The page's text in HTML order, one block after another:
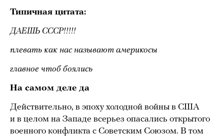
Типичная цитата:
ДАЕШЬ СССР!!!!!
плевать как нас называют америкосы
главное чтоб боялись
На самом деле да
Действительно, в эпоху холодной войны в США
и в целом на Западе всерьез опасались открытого
военного конфликта с Советским Союзом. В том